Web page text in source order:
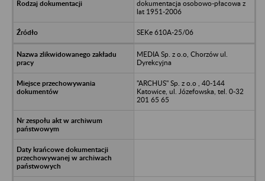
dokumentacja osobowo-płacowa z
lat 1951-2006
SEKe 610A-25/06
MEDIA Sp. z o.o, Chorzów ul.
Dyrekcyjna
"ARCHUS" Sp. z o.o , 40-144
Katowice, ul. Józefowska, tel. 0-32
201 65 65